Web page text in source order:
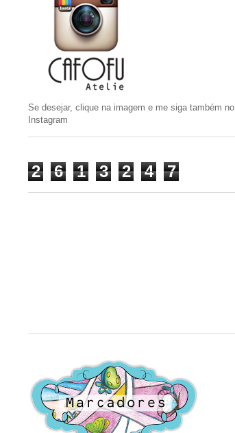
Se desejar, clique na imagem e me siga também no
Instagram
2 6 1 3 2 4 7